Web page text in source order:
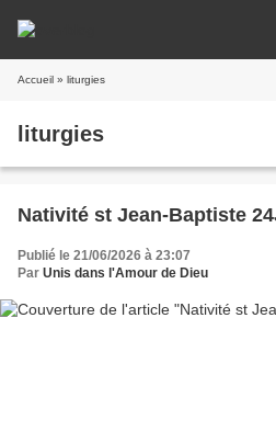
Accueil » liturgies
liturgies
Nativité st Jean-Baptiste
Publié le 21/06/2026 à 23:07
Par Unis dans l'Amour de Dieu